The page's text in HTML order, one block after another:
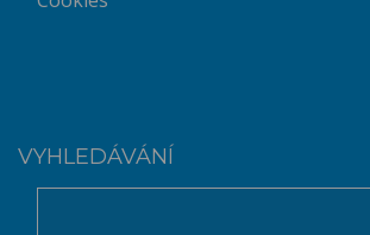
VYHLEDÁVÁNÍ